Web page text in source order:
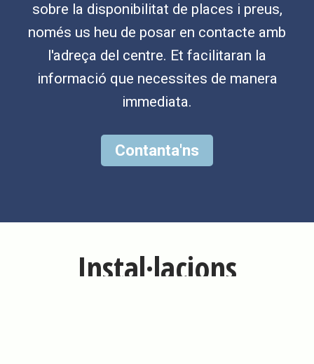
sobre la disponibilitat de places i preus,
només us heu de posar en contacte amb
l'adreça del centre. Et facilitaran la
informació que necessites de manera
immediata.
Contanta'ns
Instal·lacions